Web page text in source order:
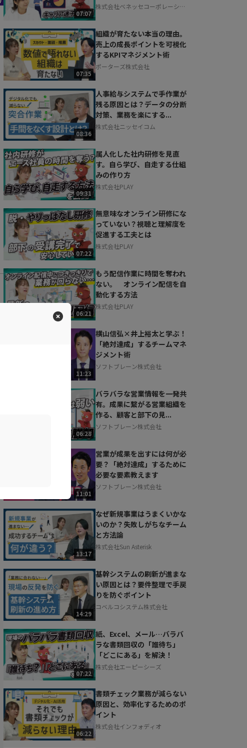
07:07
株式会社ベネッセコーポレーショ
07:35
組織が育たない本当の理由。
売上の成長ポイントを可視化
するKPIマネジメント術
ポーターズ株式会社
08:36
人事給与システムで手作業が
残る原因とは？データの分断
対策、業務を楽にする...
株式会社ニッセイコム
09:31
属人化した社内研修を見直
す。自ら学び、自走する仕組
みの作り方
株式会社PLAY
07:22
無意味なオンライン研修にな
っていない？視聴と理解度を
促進する工夫とは
株式会社PLAY
06:21
もう配信作業に時間を奪われ
ない。 オンライン配信を自
動化する方法
株式会社PLAY
11:23
横山信弘×井上裕太と学ぶ！
「絶対達成」するチームマネ
ジメント術
ソフトブレーン株式会社
06:28
バラバラな営業情報を一発共
有。成果に繋がる営業組織を
作る、顧客と部下の見...
ソフトブレーン株式会社
11:01
営業が成果を出すには何が必
要？「絶対達成」するために
必要な要素教えます
ソフトブレーン株式会社
13:17
なぜ新規事業はうまくいかな
いのか？失敗しがちなチーム
と方法論
株式会社Sun Asterisk
14:29
基幹システムの刷新が進まな
い原因とは？要件整理で手戻
りを防ぐポイント
コベルコシステム株式会社
07:22
紙、Excel、メール…バラバ
ラな書類回収の「誰待ち」
「どこにある」を解決！
株式会社エーピーシーズ
06:22
書類チェック業務が減らない
原因と、効率化するためのポ
イント
株式会社インフォディオ